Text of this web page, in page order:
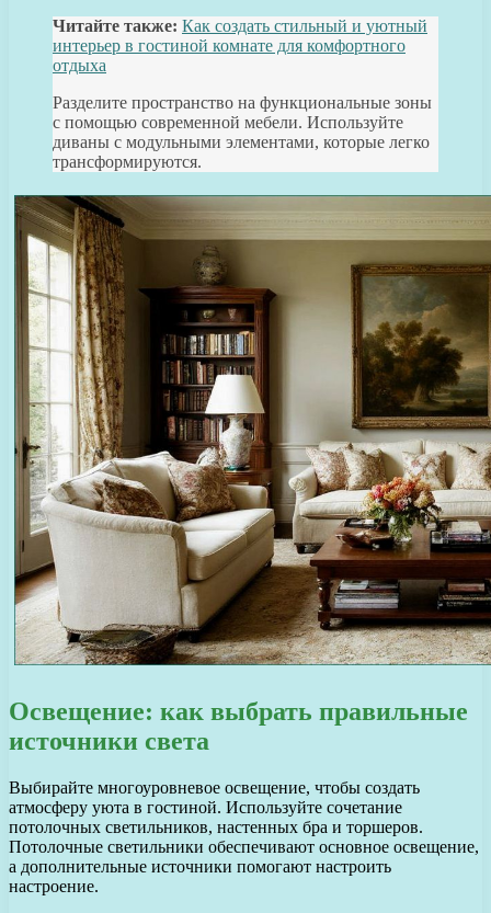
Читайте также: Как создать стильный и уютный
интерьер в гостиной комнате для комфортного
отдыха
Разделите пространство на функциональные зоны
с помощью современной мебели. Используйте
диваны с модульными элементами, которые легко
трансформируются.
Освещение: как выбрать правильные
источники света
Выбирайте многоуровневое освещение, чтобы создать
атмосферу уюта в гостиной. Используйте сочетание
потолочных светильников, настенных бра и торшеров.
Потолочные светильники обеспечивают основное освещение,
а дополнительные источники помогают настроить
настроение.